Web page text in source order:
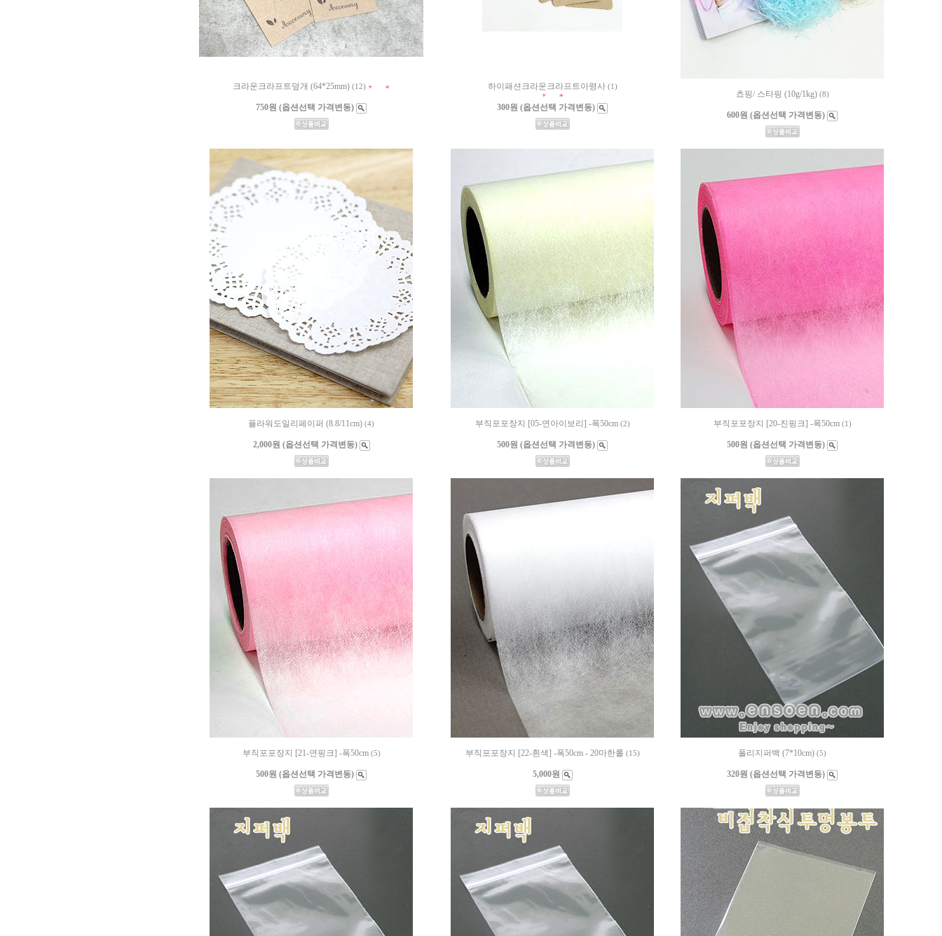
크라운크라프트덮개 (64*25mm) (12)
750원 (옵션선택 가격변동)
하이패션크라운크라프트아령사 (1)
300원 (옵션선택 가격변동)
쵸핑/ 스타핑 (10g/1kg) (8)
600원 (옵션선택 가격변동)
플라워도일리페이퍼 (8.8/11cm) (4)
2,000원 (옵션선택 가격변동)
부직포포장지 [05-연아이보리] -폭50cm (2)
500원 (옵션선택 가격변동)
부직포포장지 [20-진핑크] -폭50cm (1)
500원 (옵션선택 가격변동)
부직포포장지 [21-연핑크] -폭50cm (5)
500원 (옵션선택 가격변동)
부직포포장지 [22-흰색] -폭50cm - 20마한롤 (15)
5,000원
폴리지퍼백 (7*10cm) (5)
320원 (옵션선택 가격변동)